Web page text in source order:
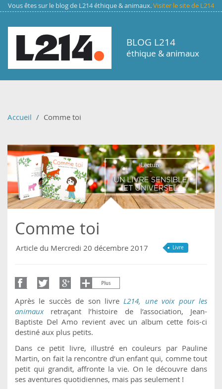
Aller au contenu principal
Vous êtes sur le blog de L214 éthique & animaux.Visiter le site de L214
BLOG L214
éthique & animaux
Accueil Comme toi
Comme toi
Article du Mercredi 20 décembre 2017 Livre
Après le succès de son livreL214, une voix pour les
animaux
retraçant l’histoire de l’association, Jean-
Baptiste Del Amo revient avec un album cette fois-ci
destiné aux plus petits.
Dans ce petit livre, illustré en couleurs par Pauline
Martin, on fait la rencontre d’un enfant qui, comme tout
petit qui grandit, affronte la vie. On le découvre dans
ses aventures quotidiennes, mais pas seulement !